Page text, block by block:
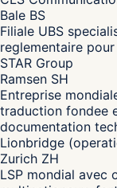
Bale BS
Filiale UBS
reglementaire
STAR Group
Ramsen SH
Entreprise
traduction fondee
documentation
Lionbridge
Zurich ZH
LSP mondial avec